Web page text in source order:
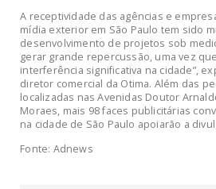
A receptividade das agências e
mídia exterior em São Paulo tem sido
desenvolvimento de projetos sob
gerar grande repercussão, uma vez
interferência significativa na cidade”,
diretor comercial da Otima. Além das
localizadas nas Avenidas Doutor
Moraes, mais 98 faces publicitárias
na cidade de São Paulo apoiarão a
Fonte: Adnews